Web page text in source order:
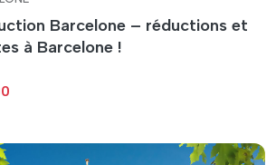
Barcelone – réductions et
à Barcelone !